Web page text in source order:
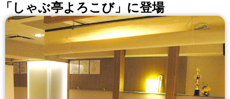
「しゃぶ亭よろこび」に登場